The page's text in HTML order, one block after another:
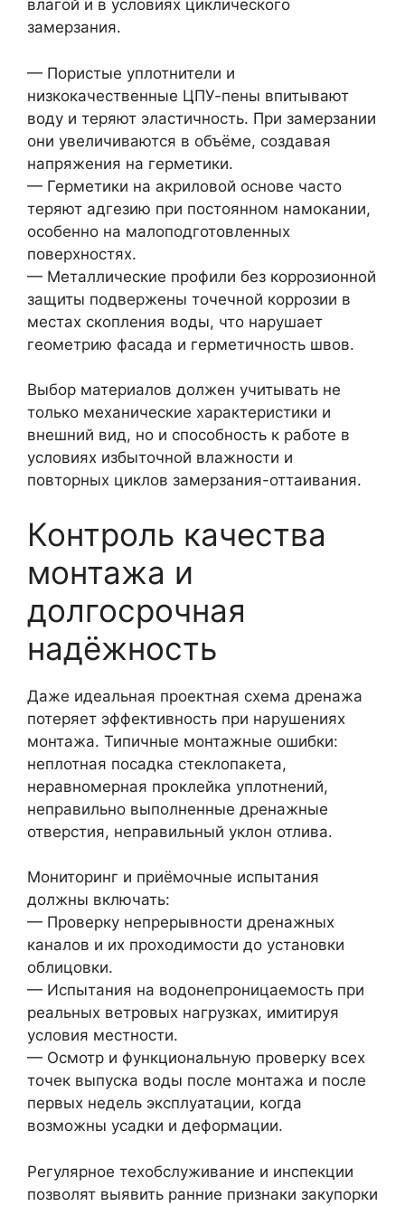
влагой и в условиях циклического
замерзания.
— Пористые уплотнители и
низкокачественные ЦПУ-пены впитывают
воду и теряют эластичность. При замерзании
они увеличиваются в объёме, создавая
напряжения на герметики.
— Герметики на акриловой основе часто
теряют адгезию при постоянном намокании,
особенно на малоподготовленных
поверхностях.
— Металлические профили без коррозионной
защиты подвержены точечной коррозии в
местах скопления воды, что нарушает
геометрию фасада и герметичность швов.
Выбор материалов должен учитывать не
только механические характеристики и
внешний вид, но и способность к работе в
условиях избыточной влажности и
повторных циклов замерзания-оттаивания.
Контроль качества
монтажа и
долгосрочная
надёжность
Даже идеальная проектная схема дренажа
потеряет эффективность при нарушениях
монтажа. Типичные монтажные ошибки:
неплотная посадка стеклопакета,
неравномерная проклейка уплотнений,
неправильно выполненные дренажные
отверстия, неправильный уклон отлива.
Мониторинг и приёмочные испытания
должны включать:
— Проверку непрерывности дренажных
каналов и их проходимости до установки
облицовки.
— Испытания на водонепроницаемость при
реальных ветровых нагрузках, имитируя
условия местности.
— Осмотр и функциональную проверку всех
точек выпуска воды после монтажа и после
первых недель эксплуатации, когда
возможны усадки и деформации.
Регулярное техобслуживание и инспекции
позволят выявить ранние признаки закупорки